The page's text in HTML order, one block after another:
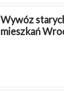
Wywóz
mieszkań